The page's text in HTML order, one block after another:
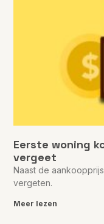
Eerste woning
vergeet
Naast de
vergeten.
Meer lezen